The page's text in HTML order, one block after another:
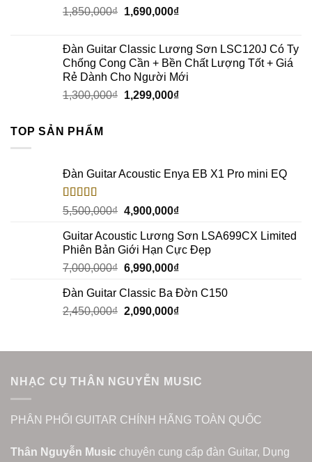
1,850,000₫ 1,690,000₫
Đàn Guitar Classic Lương Sơn LSC120J Có Ty
Chống Cong Cần + Bền Chất Lượng Tốt + Giá
Rẻ Dành Cho Người Mới
1,300,000₫ 1,299,000₫
TOP SẢN PHẨM
Đàn Guitar Acoustic Enya EB X1 Pro mini EQ
Rated5.00
out of 5
5,500,000₫ 4,900,000₫
Guitar Acoustic Lương Sơn LSA699CX Limited
Phiên Bản Giới Hạn Cực Đẹp
7,000,000₫ 6,990,000₫
Đàn Guitar Classic Ba Đờn C150
2,450,000₫ 2,090,000₫
NHẠC CỤ THÂN NGUYỄN MUSIC
PHÂN PHỐI GUITAR CHÍNH HÃNG TOÀN QUỐC
Thân Nguyễn Music chuyên cung cấp đàn Guitar, Dụng